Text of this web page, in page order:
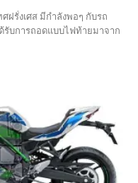
ฝรั่งเศส มีกำลังพอๆ กับรถ
รับการถอดแบบไฟท้ายมาจาก